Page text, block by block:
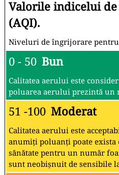
Valorile indicelui
(AQI).
Niveluri de îngrijorare pentru
0 - 50 Bun
Calitatea aerului este
poluarea aerului prezintă un
51 -100 Moderat
Calitatea aerului este
anumiți poluanți poate
sănătate pentru un număr
sunt neobișnuit de sensibile